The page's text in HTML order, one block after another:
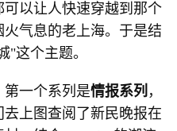
以让人快速穿越到那个
气息的老上海。于是结
"这个主题。
一个系列是情报系列 ，
上图查阅了新民晚报在